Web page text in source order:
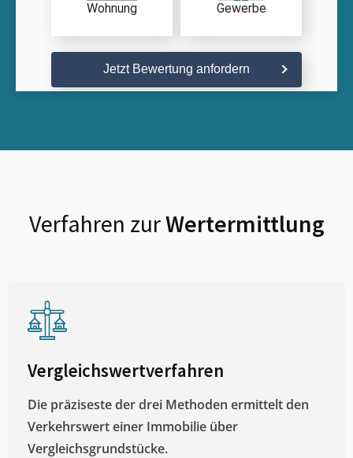
Wohnung Gewerbe
Jetzt Bewertung anfordern
Verfahren zurWertermittlung
Vergleichswertverfahren
Die präziseste der drei Methoden ermittelt den
Verkehrswert einer Immobilie über
Vergleichsgrundstücke.